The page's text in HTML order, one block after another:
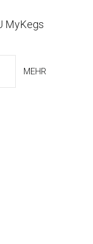
MyKegs
MEHR